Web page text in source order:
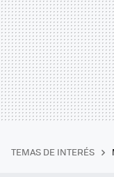
TEMAS DE INTERÉS